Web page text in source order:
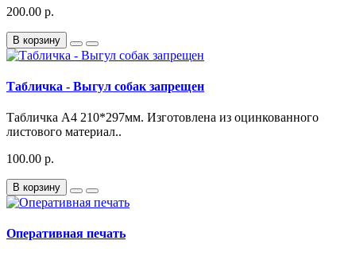
200.00 р.
В корзину
Табличка - Выгул собак запрещен
Табличка А4 210*297мм. Изготовлена из оцинкованного
листового материал..
100.00 р.
В корзину
Оперативная печать